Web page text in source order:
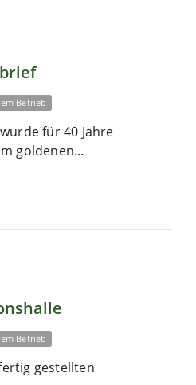
Betrieb
für 40 Jahre
goldenen...
Betrieb
gestellten